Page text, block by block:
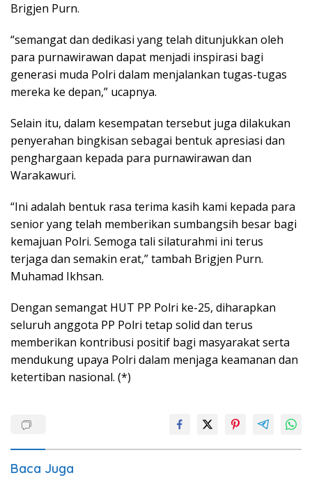
Brigjen Purn.
“semangat dan dedikasi yang telah ditunjukkan oleh
para purnawirawan dapat menjadi inspirasi bagi
generasi muda Polri dalam menjalankan tugas-tugas
mereka ke depan,” ucapnya.
Selain itu, dalam kesempatan tersebut juga dilakukan
penyerahan bingkisan sebagai bentuk apresiasi dan
penghargaan kepada para purnawirawan dan
Warakawuri.
“Ini adalah bentuk rasa terima kasih kami kepada para
senior yang telah memberikan sumbangsih besar bagi
kemajuan Polri. Semoga tali silaturahmi ini terus
terjaga dan semakin erat,” tambah Brigjen Purn.
Muhamad Ikhsan.
Dengan semangat HUT PP Polri ke-25, diharapkan
seluruh anggota PP Polri tetap solid dan terus
memberikan kontribusi positif bagi masyarakat serta
mendukung upaya Polri dalam menjaga keamanan dan
ketertiban nasional. (*)
Baca Juga